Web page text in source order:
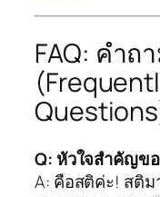
FAQ: คำถ
Q: หัวใจสำคัญข
A: คือสติค่ะ! สติ